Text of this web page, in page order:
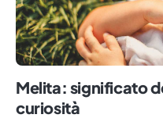
Melita: significato
curiosità